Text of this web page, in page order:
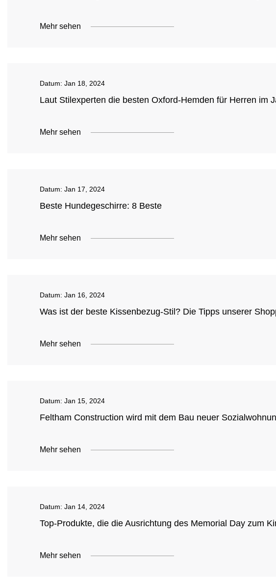
Mehr sehen
Datum: Jan 18, 2024
Laut Stilexperten die besten Oxford-Hemden für Herren im
Mehr sehen
Datum: Jan 17, 2024
Beste Hundegeschirre: 8 Beste
Mehr sehen
Datum: Jan 16, 2024
Was ist der beste Kissenbezug-Stil? Die Tipps unserer
Mehr sehen
Datum: Jan 15, 2024
Feltham Construction wird mit dem Bau neuer
Mehr sehen
Datum: Jan 14, 2024
Top-Produkte, die die Ausrichtung des Memorial Day zum
Mehr sehen